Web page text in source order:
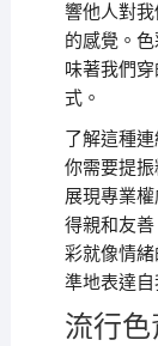
響他人對
的感覺。
味著我們
式。
了解這種
你需要提
展現專業
得親和友
彩就像情
準地表達自
流行